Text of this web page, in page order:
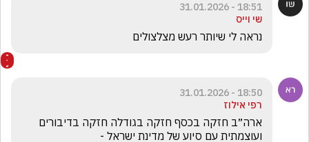
18:51 - 31.01.2026
שי וייס
נראה לי שיותר רעש מצלצולים
18:50 - 31.01.2026
רפי אילוז